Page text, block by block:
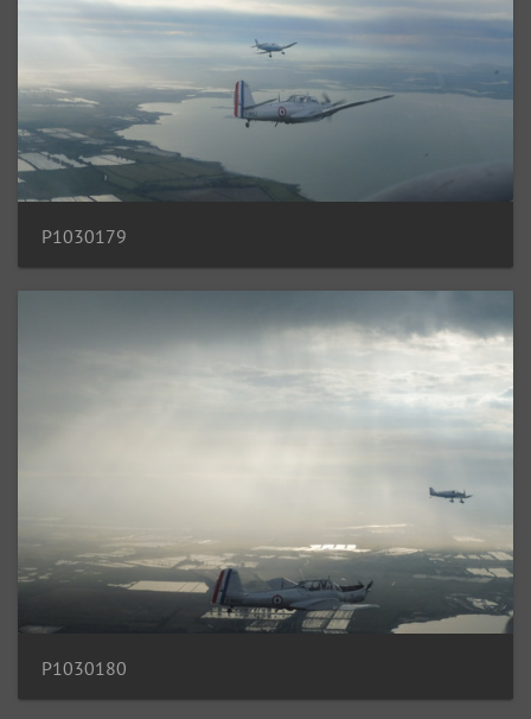
P1030179
P1030180